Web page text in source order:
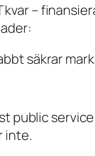
kvar –
säkrar
public
inte.